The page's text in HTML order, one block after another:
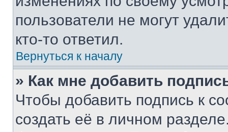
пользователи не могут
кто-то ответил.
Вернуться к началу
» Как мне добавить
Чтобы добавить подпись к
создать её в личном